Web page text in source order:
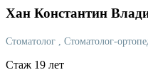
Хан Константин
Стоматолог , Стоматолог-
Стаж 19 лет